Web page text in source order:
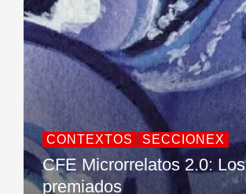
CONTEXTOS SECCIONEX
CFE Microrrelatos 2.0: Los
premiados